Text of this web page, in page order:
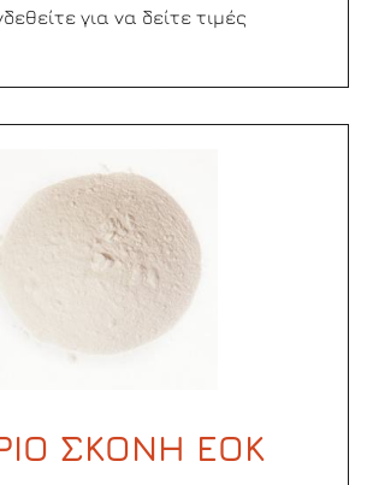
για να δείτε τιμές
ΣΚΟΝΗ ΕΟΚ